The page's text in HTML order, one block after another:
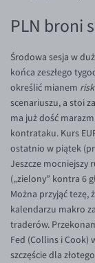
EUR/AUD
EUR/BGN
EUR/CAD
EUR/CNY
EUR/HKD
EUR/HUF
EUR/ILS
EUR/JPY
EUR/NZD
EUR/RON
EUR/SGD
PLN broni
Środowa sesja w
końca zeszłego
określić mianem
scenariuszu, a stoi
ma już dość
kontrataku. Kurs
ostatnio w piątek
Jeszcze mocniejszy
(„zielony” kontra 6
Można przyjąć
kalendarzu makro
traderów.
Fed (Collins i Cook)
szczęście dla